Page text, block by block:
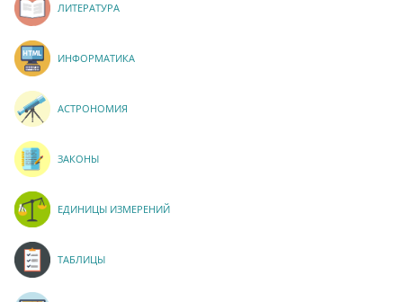
ЛИТЕРАТУРА
ИНФОРМАТИКА
АСТРОНОМИЯ
ЗАКОНЫ
ЕДИНИЦЫ ИЗМЕРЕНИЙ
ТАБЛИЦЫ